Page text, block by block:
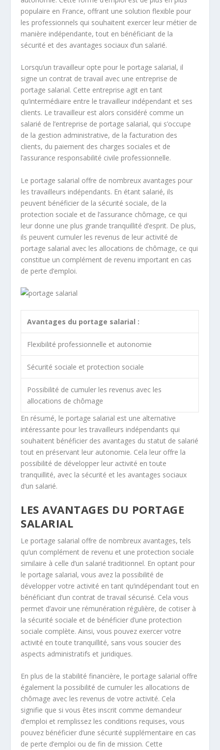
populaire en France, offrant une solution flexible pour
les professionnels qui souhaitent exercer leur métier de
manière indépendante, tout en bénéficiant de la
sécurité et des avantages sociaux d’un salarié.
Lorsqu’un travailleur opte pour le portage salarial, il
signe un contrat de travail avec une entreprise de
portage salarial. Cette entreprise agit en tant
qu’intermédiaire entre le travailleur indépendant et ses
clients. Le travailleur est alors considéré comme un
salarié de l’entreprise de portage salarial, qui s’occupe
de la gestion administrative, de la facturation des
clients, du paiement des charges sociales et de
l’assurance responsabilité civile professionnelle.
Le portage salarial offre de nombreux avantages pour
les travailleurs indépendants. En étant salarié, ils
peuvent bénéficier de la sécurité sociale, de la
protection sociale et de l’assurance chômage, ce qui
leur donne une plus grande tranquillité d’esprit. De plus,
ils peuvent cumuler les revenus de leur activité de
portage salarial avec les allocations de chômage, ce qui
constitue un complément de revenu important en cas
de perte d’emploi.
Avantages du portage salarial :
Flexibilité professionnelle et autonomie
Sécurité sociale et protection sociale
Possibilité de cumuler les revenus avec les
allocations de chômage
En résumé, le portage salarial est une alternative
intéressante pour les travailleurs indépendants qui
souhaitent bénéficier des avantages du statut de salarié
tout en préservant leur autonomie. Cela leur offre la
possibilité de développer leur activité en toute
tranquillité, avec la sécurité et les avantages sociaux
d’un salarié.
LES AVANTAGES DU PORTAGE
SALARIAL
Le portage salarial offre de nombreux avantages, tels
qu’un complément de revenu et une protection sociale
similaire à celle d’un salarié traditionnel. En optant pour
le portage salarial, vous avez la possibilité de
développer votre activité en tant qu’indépendant tout en
bénéficiant d’un contrat de travail sécurisé. Cela vous
permet d’avoir une rémunération régulière, de cotiser à
la sécurité sociale et de bénéficier d’une protection
sociale complète. Ainsi, vous pouvez exercer votre
activité en toute tranquillité, sans vous soucier des
aspects administratifs et juridiques.
En plus de la stabilité financière, le portage salarial offre
également la possibilité de cumuler les allocations de
chômage avec les revenus de votre activité. Cela
signifie que si vous êtes inscrit comme demandeur
d’emploi et remplissez les conditions requises, vous
pouvez bénéficier d’une sécurité supplémentaire en cas
de perte d’emploi ou de fin de mission. Cette